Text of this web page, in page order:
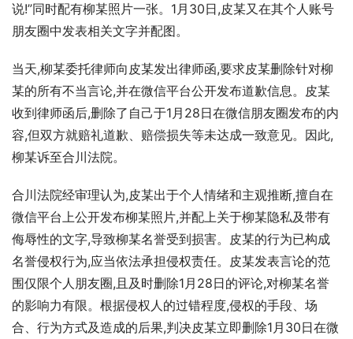
说!”同时配有柳某照片一张。1月30日,皮某又在其个人账号
朋友圈中发表相关文字并配图。
当天,柳某委托律师向皮某发出律师函,要求皮某删除针对柳
某的所有不当言论,并在微信平台公开发布道歉信息。皮某
收到律师函后,删除了自己于1月28日在微信朋友圈发布的内
容,但双方就赔礼道歉、赔偿损失等未达成一致意见。因此,
柳某诉至合川法院。
合川法院经审理认为,皮某出于个人情绪和主观推断,擅自在
微信平台上公开发布柳某照片,并配上关于柳某隐私及带有
侮辱性的文字,导致柳某名誉受到损害。皮某的行为已构成
名誉侵权行为,应当依法承担侵权责任。皮某发表言论的范
围仅限个人朋友圈,且及时删除1月28日的评论,对柳某名誉
的影响力有限。根据侵权人的过错程度,侵权的手段、场
合、行为方式及造成的后果,判决皮某立即删除1月30日在微